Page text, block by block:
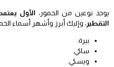
يوجد نوعين من الخمور، الأول
التقطير، وإليك أبرز وأشهر أسماء
بيرة.
ساكي.
ويسكي.